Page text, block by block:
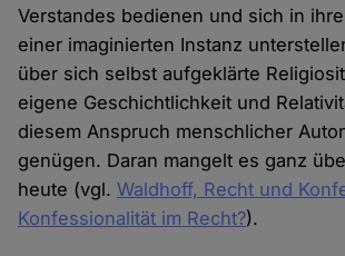
Verstandes bedienen und sich in
einer imaginierten Instanz
über sich selbst aufgeklärte
eigene Geschichtlichkeit und
diesem Anspruch menschlicher
genügen. Daran mangelt es ganz
heute (vgl.Waldhoff, Recht und
Konfessionalität im Recht?).